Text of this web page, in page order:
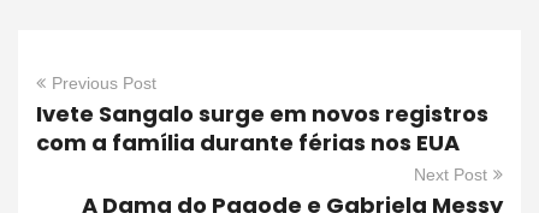
Previous Post
Ivete Sangalo surge em novos registros
com a família durante férias nos EUA
Next Post
A Dama do Pagode e Gabriela Messy